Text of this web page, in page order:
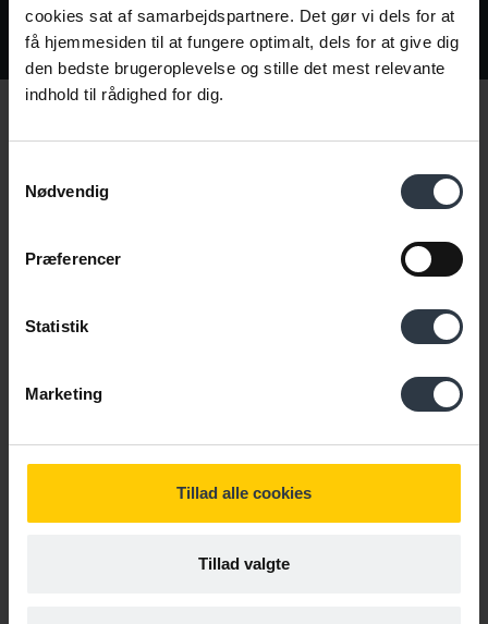
cookies sat af samarbejdspartnere. Det gør vi dels for at
få hjemmesiden til at fungere optimalt, dels for at give dig
den bedste brugeroplevelse og stille det mest relevante
indhold til rådighed for dig.
Nødvendig
Præferencer
Statistik
Marketing
Tillad alle cookies
Tillad valgte
2243 6837 Send mail til
Tilgå
Få nyt direkte i indbakken
Gør som 13.000 andre. Skriv dig op til at modtage vores
Fornavn*
Persondatapolitik
Ja tak, jeg accepterer vilkår